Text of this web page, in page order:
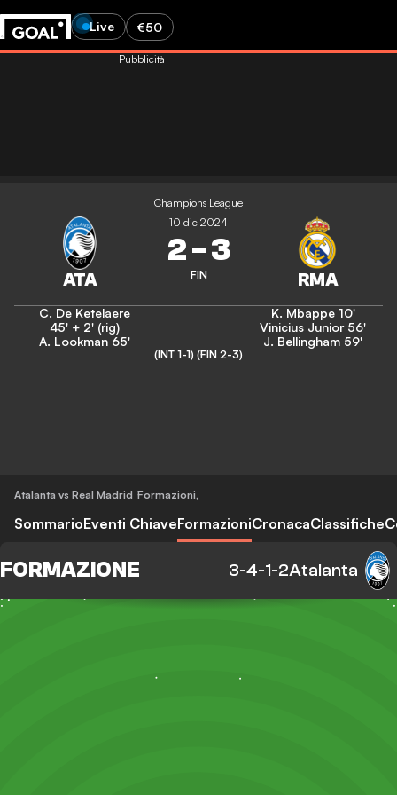
Live €50
Pubblicità
Champions League
10 dic 2024
2-3
FIN
C. De Ketelaere
45' + 2' (rig)
A. Lookman 65'
K. Mbappe 10'
Vinicius Junior 56'
J. Bellingham 59'
(INT 1-1) (FIN 2-3)
Atalanta vs Real Madrid Formazioni,
SommarioEventi ChiaveFormazioniCronacaClassifiche
Atalanta
3-4-1-2
FORMAZIONE